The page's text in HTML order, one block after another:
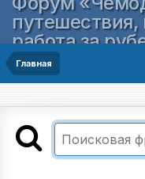
работа за
Главная